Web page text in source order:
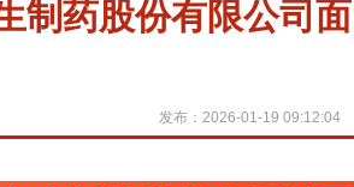
制药股份有限公司
发布：2026-01-19 09:12:04